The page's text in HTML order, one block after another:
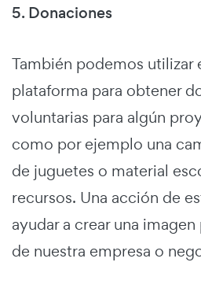
5. Donaciones
También podemos utilizar
plataforma para obtener
voluntarias para algún
como por ejemplo una
de juguetes o material
recursos. Una acción de
ayudar a crear una
de nuestra empresa o